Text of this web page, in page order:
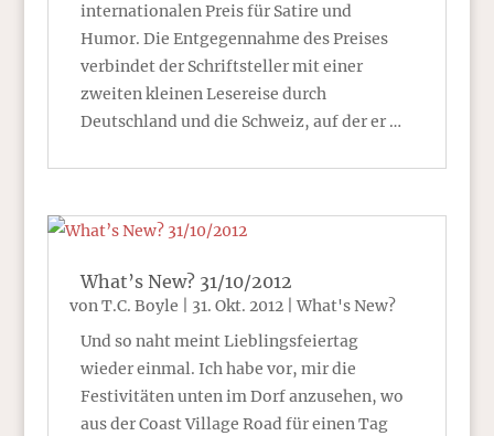
internationalen Preis für Satire und
Humor. Die Entgegennahme des Preises
verbindet der Schriftsteller mit einer
zweiten kleinen Lesereise durch
Deutschland und die Schweiz, auf der er …
What’s New? 31/10/2012
vonT.C. Boyle 31. Okt. 2012|What's New?
Und so naht meint Lieblingsfeiertag
wieder einmal. Ich habe vor, mir die
Festivitäten unten im Dorf anzusehen, wo
aus der Coast Village Road für einen Tag